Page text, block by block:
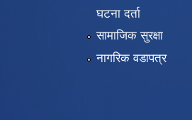
घटना दर्ता
सामाजिक सुरक्षा
नागरिक वडापत्र